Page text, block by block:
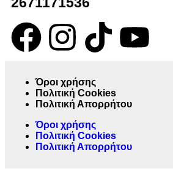
Όροι χρήσης
Πολιτική Cookies
Πολιτική Απορρήτου
Όροι χρήσης
Πολιτική Cookies
Πολιτική Απορρήτου